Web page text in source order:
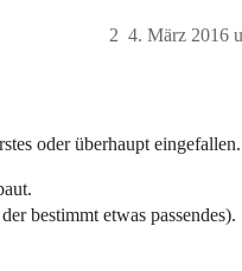
4. März 2016
2
oder überhaupt eingefallen.
bestimmt etwas passendes).